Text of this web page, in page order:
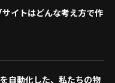
イトはどんな考え方で作
自動化した、私たちの物